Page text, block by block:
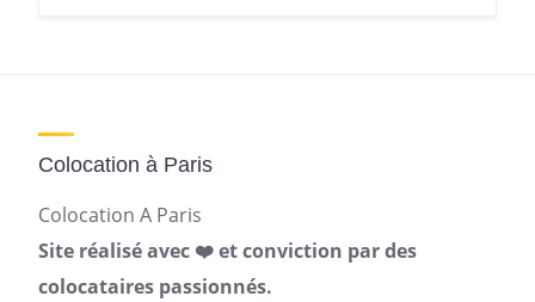
Colocation à Paris
Colocation A Paris
Site réalisé avec ❤️ et conviction par des
colocataires passionnés.